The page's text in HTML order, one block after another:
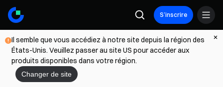
S’inscrire
Il semble que vous accédiez à notre site depuis la région des
États-Unis. Veuillez passer au site US pour accéder aux
produits disponibles dans votre région.
Changer de site